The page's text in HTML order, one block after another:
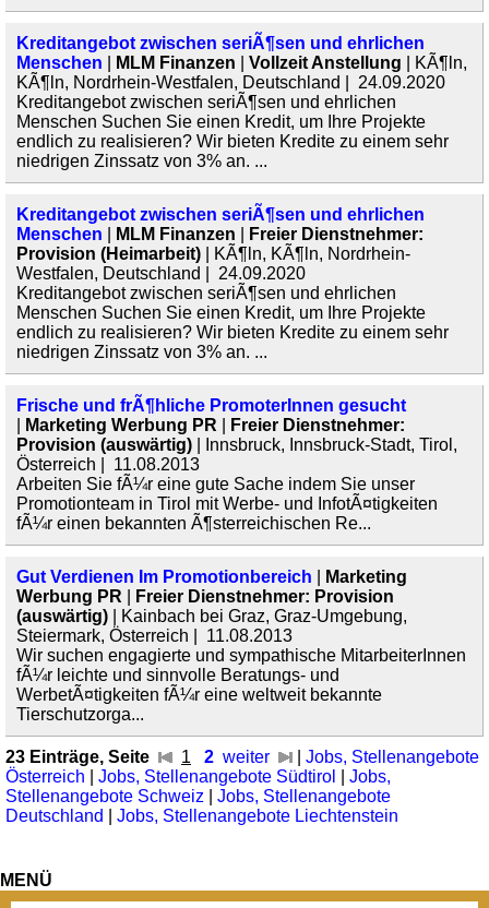
Kreditangebot zwischen seriÃ¶sen und ehrlichen
Menschen
MLM Finanzen Vollzeit Anstellung | KÃ¶ln,
KÃ¶ln, Nordrhein-Westfalen, Deutschland | 24.09.2020
Kreditangebot zwischen seriÃ¶sen und ehrlichen
Menschen Suchen Sie einen Kredit, um Ihre Projekte
endlich zu realisieren? Wir bieten Kredite zu einem sehr
niedrigen Zinssatz von 3% an. ...
Kreditangebot zwischen seriÃ¶sen und ehrlichen
Menschen
MLM Finanzen
Freier Dienstnehmer:
Provision (Heimarbeit) | KÃ¶ln, KÃ¶ln, Nordrhein-
Westfalen, Deutschland | 24.09.2020
Kreditangebot zwischen seriÃ¶sen und ehrlichen
Menschen Suchen Sie einen Kredit, um Ihre Projekte
endlich zu realisieren? Wir bieten Kredite zu einem sehr
niedrigen Zinssatz von 3% an. ...
Frische und frÃ¶hliche PromoterInnen gesucht
Marketing Werbung PR
Freier Dienstnehmer:
Provision (auswärtig) | Innsbruck, Innsbruck-Stadt, Tirol,
Österreich | 11.08.2013
Arbeiten Sie fÃ¼r eine gute Sache indem Sie unser
Promotionteam in Tirol mit Werbe- und InfotÃ¤tigkeiten
fÃ¼r einen bekannten Ã¶sterreichischen Re...
Gut Verdienen Im Promotionbereich
Marketing
Werbung PR
Freier Dienstnehmer: Provision
(auswärtig) | Kainbach bei Graz, Graz-Umgebung,
Steiermark, Österreich | 11.08.2013
Wir suchen engagierte und sympathische MitarbeiterInnen
fÃ¼r leichte und sinnvolle Beratungs- und
WerbetÃ¤tigkeiten fÃ¼r eine weltweit bekannte
Tierschutzorga...
23 Einträge, Seite 1 2 weiter
Jobs, Stellenangebote
Österreich
Jobs, Stellenangebote Südtirol
Jobs,
Stellenangebote Schweiz
Jobs, Stellenangebote
Deutschland
Jobs, Stellenangebote Liechtenstein
MENÜ